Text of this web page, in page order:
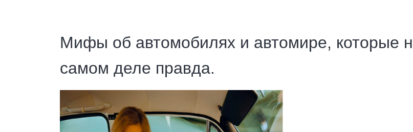
Мифы об автомобилях и автомире, которые
самом деле правда.